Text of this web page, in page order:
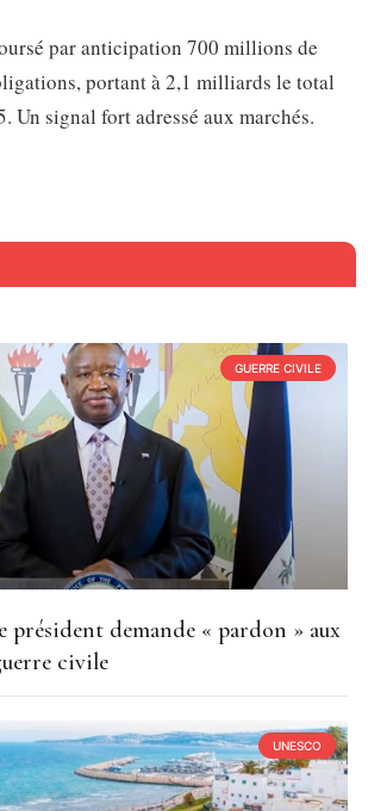
par anticipation 700 millions de
portant à 2,1 milliards le total
Un signal fort adressé aux marchés.
GUERRE CIVILE
président demande « pardon » aux
civile
UNESCO